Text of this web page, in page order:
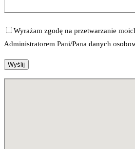
Wyrażam zgodę na przetwarzanie
Administratorem Pani/Pana danych